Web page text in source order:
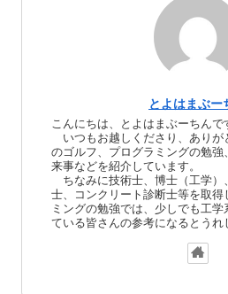
とよはまぶー
こんにちは、とよはまぶーちんで
いつもお越しくださり、ありが
のゴルフ、プログラミングの勉強
来事などを紹介しています。
ちなみに技術士、博士（工学）
士、コンクリート診断士等を取得
ミングの勉強では、少しでも工
ている皆さんの参考になるとうれ